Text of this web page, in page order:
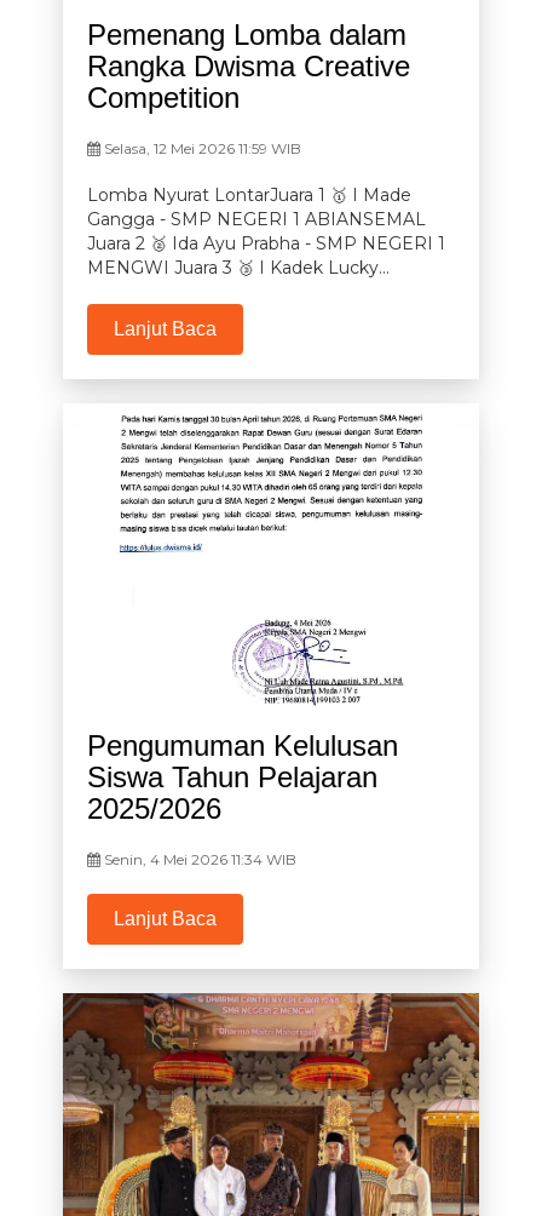
Pemenang Lomba dalam
Rangka Dwisma Creative
Competition
Selasa, 12 Mei 2026 11:59 WIB
Lomba Nyurat LontarJuara 1 🥇 I Made
Gangga - SMP NEGERI 1 ABIANSEMAL
Juara 2 🥈 Ida Ayu Prabha - SMP NEGERI 1
MENGWI Juara 3 🥉 I Kadek Lucky...
Lanjut Baca
Pengumuman Kelulusan
Siswa Tahun Pelajaran
2025/2026
Senin, 4 Mei 2026 11:34 WIB
Lanjut Baca